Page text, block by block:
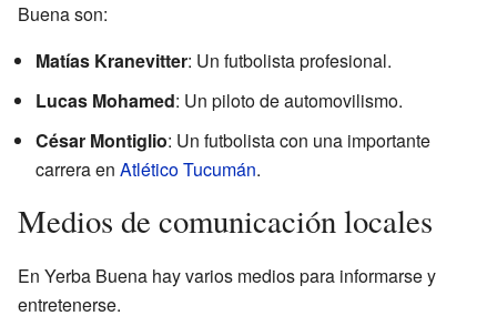
Buena son:
Matías Kranevitter: Un futbolista profesional.
Lucas Mohamed: Un piloto de automovilismo.
César Montiglio: Un futbolista con una importante
carrera en Atlético Tucumán.
Medios de comunicación locales
En Yerba Buena hay varios medios para informarse y
entretenerse.